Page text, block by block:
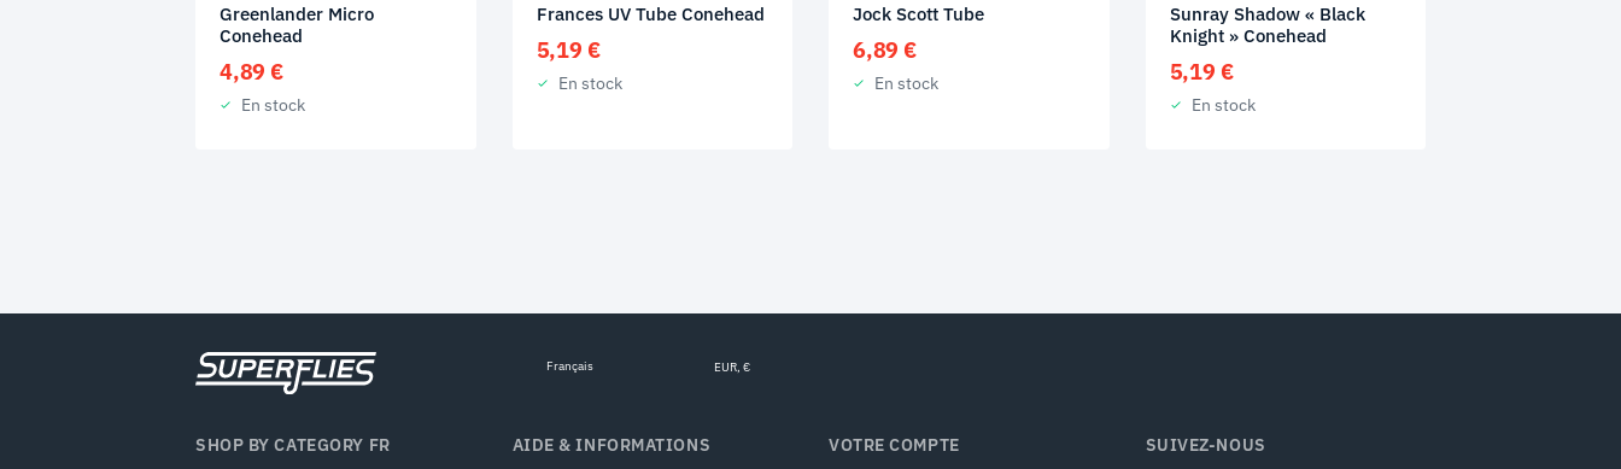
Greenlander Micro
Conehead
4,89 €
En stock
Frances UV Tube Conehead
5,19 €
En stock
Jock Scott Tube
6,89 €
En stock
Sunray Shadow « Black
Knight » Conehead
5,19 €
En stock
Français EUR, €
SHOP BY CATEGORY FR AIDE & INFORMATIONS VOTRE COMPTE SUIVEZ-NOUS